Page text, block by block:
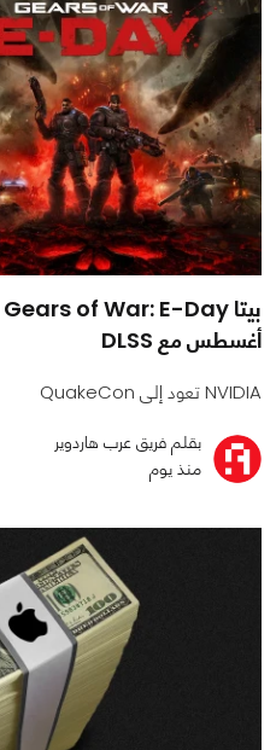
أغسطس مع DLSS
NVIDIA تعود إلى QuakeCon
بقلم فريق عرب هاردوير
منذ يوم